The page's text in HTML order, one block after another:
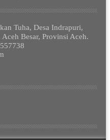
Tuha, Desa Indrapuri,
Besar, Provinsi Aceh.